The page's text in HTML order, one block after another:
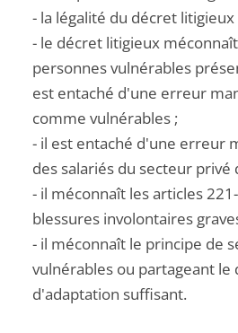
- la légalité du décret
- le décret litigieux
personnes vulnérables
est entaché d'une erreur
comme vulnérables ;
- il est entaché d'une erreur
des salariés du secteur
- il méconnaît les articles
blessures involontaires
- il méconnaît le principe de
vulnérables ou partageant le
d'adaptation suffisant.